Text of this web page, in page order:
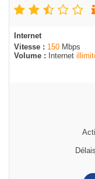
Internet
Vitesse : 150 Mbps
Volume :
Internet